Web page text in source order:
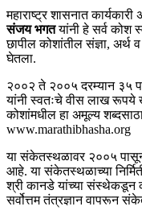
महाराष्ट्र शासनात
संजय भगतयांनी हे सर्व
छापील कोशांतील संज्ञा,
घेतला.
२००२ ते २००५ दरम्यान ३५
यांनी स्वतःचे वीस लाख
कोशांमधील हा अमूल्य
www.marathibhasha.org
या संकेतस्थळावर २००५ पासून
आहे. या संकेतस्थळाच्या
श्री कानडे यांच्या संस्थेकडून
सर्वोत्तम तंत्रज्ञान वापरून